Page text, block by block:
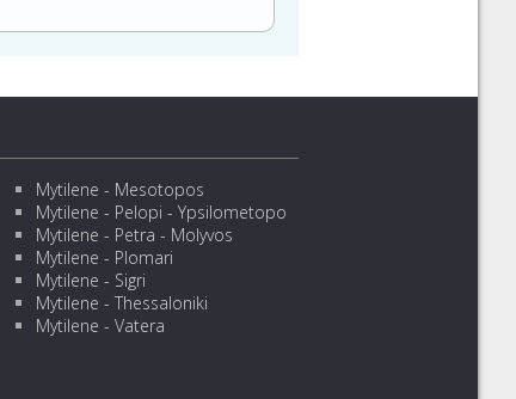
Mytilene - Mesotopos
Mytilene - Pelopi - Ypsilometopo
Mytilene - Petra - Molyvos
Mytilene - Plomari
Mytilene - Sigri
Mytilene - Thessaloniki
Mytilene - Vatera